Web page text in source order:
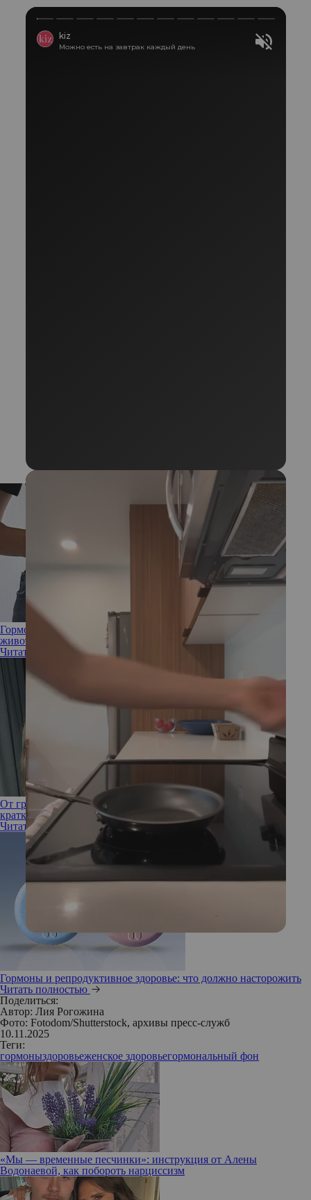
Гормоны против талии: почему появляется «гормональный
живот»
Читать полностью
От грелина до лептина, или как гормоны влияют на вес:
краткий ликбез
Читать полностью
Гормоны и репродуктивное здоровье: что должно насторожить
Читать полностью
Поделиться:
Автор: Лия Рогожина
Фото: Fotodom/Shutterstock, архивы пресс-служб
10.11.2025
Теги:
гормоныздоровьеженское здоровьегормональный фон
«Мы — временные песчинки»: инструкция от Алены
Водонаевой, как побороть нарциссизм